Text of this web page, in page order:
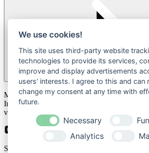
Please
leave
this
field
Mit der Anmeldung zum Newsletter stimmen
Informationen im Rahmen unserer
verarbeiten.
Sicher bezahlen mit
We use cookies!
This site uses third-party website
technologies to provide its services,
improve and display advertisements
users' interests. I agree to this and can
change my consent at any time with
future.
Necessary
Analytics